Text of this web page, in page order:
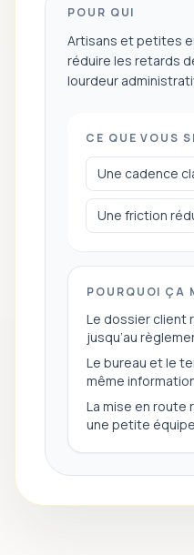
POUR QUI
Artisans et petites
réduire les retards
lourdeur
CE QUE VOUS
Une cadence
Une friction
POURQUOI ÇA
Le dossier client
jusqu’au
Le bureau et le
même
La mise en
une petite